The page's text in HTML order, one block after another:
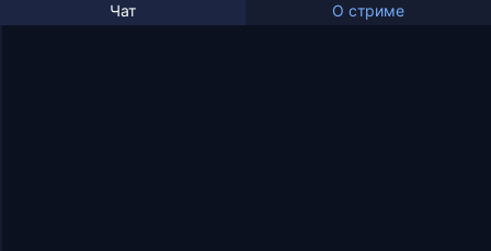
Чат О стриме